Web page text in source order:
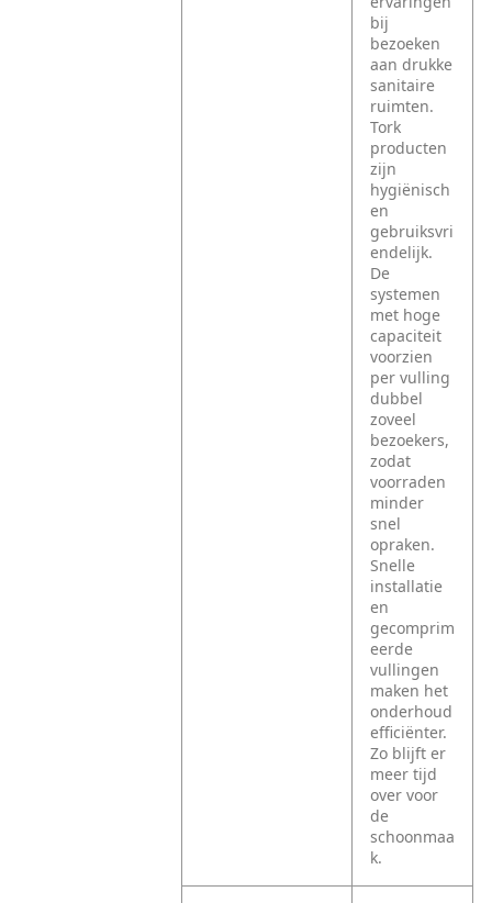
bij
bezoeken
aan drukke
sanitaire
ruimten.
Tork
producten
zijn
hygiënisch
en
gebruiksvri
endelijk.
De
systemen
met hoge
capaciteit
voorzien
per vulling
dubbel
zoveel
bezoekers,
zodat
voorraden
minder
snel
opraken.
Snelle
installatie
en
gecomprim
eerde
vullingen
maken het
onderhoud
efficiënter.
Zo blijft er
meer tijd
over voor
de
schoonmaa
k.